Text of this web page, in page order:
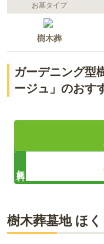
お墓タイプ
樹木葬
ガーデニング型
ージュ」のおす
風光明媚な環境に
新しいタイプの樹
家族割りのプレミ
樹木葬墓地 ほ